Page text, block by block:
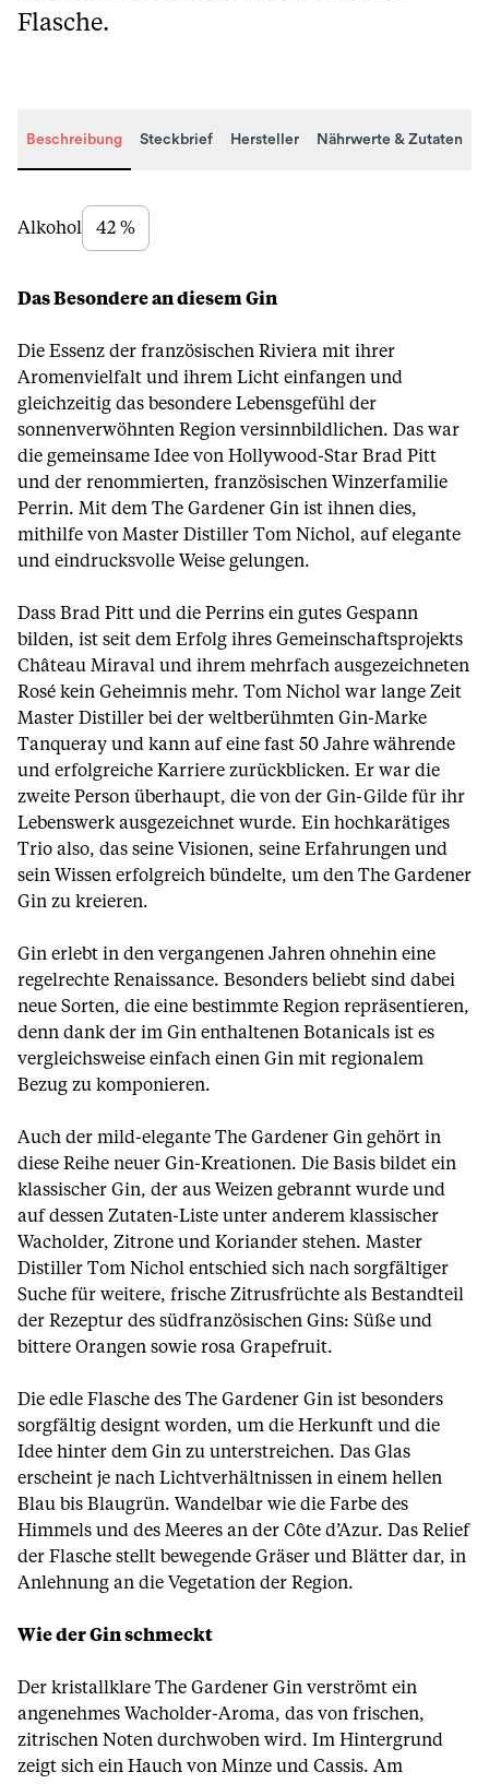
Flasche.
Beschreibung Steckbrief Hersteller Nährwerte & Zutaten
Beschreibung
Alkohol 42 %
Das Besondere an diesem Gin
Die Essenz der französischen Riviera mit ihrer
Aromenvielfalt und ihrem Licht einfangen und
gleichzeitig das besondere Lebensgefühl der
sonnenverwöhnten Region versinnbildlichen. Das war
die gemeinsame Idee von Hollywood-Star Brad Pitt
und der renommierten, französischen Winzerfamilie
Perrin. Mit dem The Gardener Gin ist ihnen dies,
mithilfe von Master Distiller Tom Nichol, auf elegante
und eindrucksvolle Weise gelungen.
Dass Brad Pitt und die Perrins ein gutes Gespann
bilden, ist seit dem Erfolg ihres Gemeinschaftsprojekts
Château Miraval und ihrem mehrfach ausgezeichneten
Rosé kein Geheimnis mehr. Tom Nichol war lange Zeit
Master Distiller bei der weltberühmten Gin-Marke
Tanqueray und kann auf eine fast 50 Jahre währende
und erfolgreiche Karriere zurückblicken. Er war die
zweite Person überhaupt, die von der Gin-Gilde für ihr
Lebenswerk ausgezeichnet wurde. Ein hochkarätiges
Trio also, das seine Visionen, seine Erfahrungen und
sein Wissen erfolgreich bündelte, um den The Gardener
Gin zu kreieren.
Gin erlebt in den vergangenen Jahren ohnehin eine
regelrechte Renaissance. Besonders beliebt sind dabei
neue Sorten, die eine bestimmte Region repräsentieren,
denn dank der im Gin enthaltenen Botanicals ist es
vergleichsweise einfach einen Gin mit regionalem
Bezug zu komponieren.
Auch der mild-elegante The Gardener Gin gehört in
diese Reihe neuer Gin-Kreationen. Die Basis bildet ein
klassischer Gin, der aus Weizen gebrannt wurde und
auf dessen Zutaten-Liste unter anderem klassischer
Wacholder, Zitrone und Koriander stehen. Master
Distiller Tom Nichol entschied sich nach sorgfältiger
Suche für weitere, frische Zitrusfrüchte als Bestandteil
der Rezeptur des südfranzösischen Gins: Süße und
bittere Orangen sowie rosa Grapefruit.
Die edle Flasche des The Gardener Gin ist besonders
sorgfältig designt worden, um die Herkunft und die
Idee hinter dem Gin zu unterstreichen. Das Glas
erscheint je nach Lichtverhältnissen in einem hellen
Blau bis Blaugrün. Wandelbar wie die Farbe des
Himmels und des Meeres an der Côte d’Azur. Das Relief
der Flasche stellt bewegende Gräser und Blätter dar, in
Anlehnung an die Vegetation der Region.
Wie der Gin schmeckt
Der kristallklare The Gardener Gin verströmt ein
angenehmes Wacholder-Aroma, das von frischen,
zitrischen Noten durchwoben wird. Im Hintergrund
zeigt sich ein Hauch von Minze und Cassis. Am